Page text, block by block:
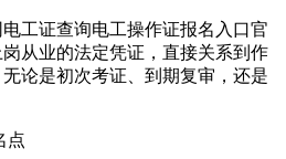
工证查询电工操作证报名入口官
从业的法定凭证，直接关系到作
论是初次考证、到期复审，还是
点